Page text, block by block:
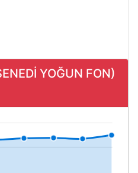
YOĞUN FON)